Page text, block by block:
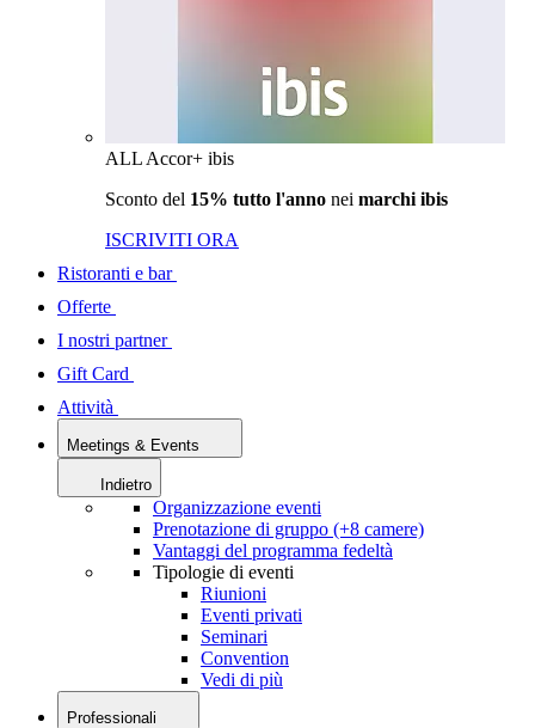
ALL Accor+ ibis
Sconto del 15% tutto l'anno nei marchi ibis
ISCRIVITI ORA
Ristoranti e bar
Offerte
I nostri partner
Gift Card
Attività
Meetings & Events
Indietro
Organizzazione eventi
Prenotazione di gruppo (+8 camere)
Vantaggi del programma fedeltà
Tipologie di eventi
Riunioni
Eventi privati
Seminari
Convention
Vedi di più
Professionali